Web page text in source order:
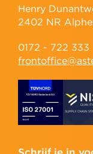
Henry
2402 NR
0172 - 722 333